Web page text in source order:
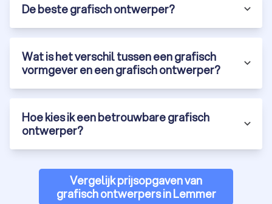
De beste grafisch ontwerper?
Wat is het verschil tussen een grafisch
vormgever en een grafisch ontwerper?
Hoe kies ik een betrouwbare grafisch
ontwerper?
Vergelijk prijsopgaven van
grafisch ontwerpers in Lemmer